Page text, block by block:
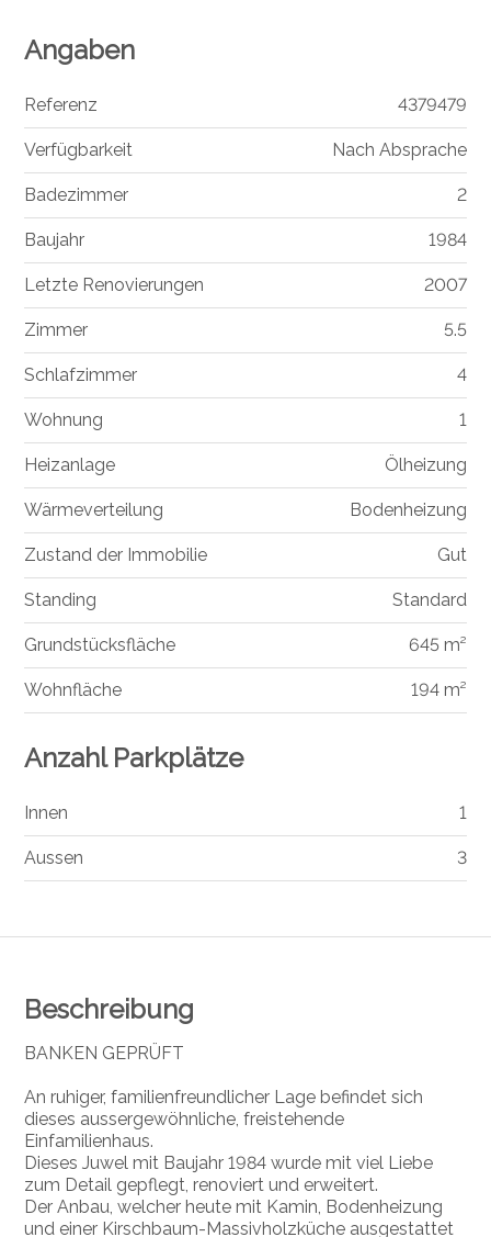
Beschreibung
BANKEN GEPRÜFT
An ruhiger, familienfreundlicher Lage befindet sich
dieses aussergewöhnliche, freistehende
Einfamilienhaus.
Dieses Juwel mit Baujahr 1984 wurde mit viel Liebe
zum Detail gepflegt, renoviert und erweitert.
Der Anbau, welcher heute mit Kamin, Bodenheizung
und einer Kirschbaum-Massivholzküche ausgestattet
Angaben
Referenz 4379479
Verfügbarkeit Nach Absprache
Badezimmer 2
Baujahr 1984
Letzte Renovierungen 2007
Zimmer 5.5
Schlafzimmer 4
Wohnung 1
Heizanlage Ölheizung
Wärmeverteilung Bodenheizung
Zustand der Immobilie Gut
Standing Standard
Grundstücksfläche 645 m²
Wohnfläche 194 m²
Anzahl Parkplätze
Innen 1
Aussen 3